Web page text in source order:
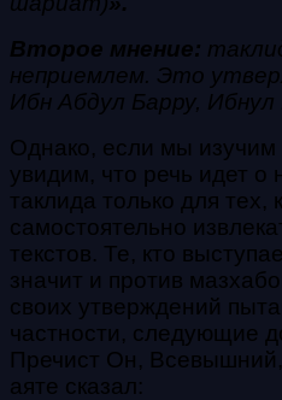
Второе мнение:
неприемлем. Это
Ибн Абдул Барру,
Однако, если мы изучим
увидим, что речь идет о
таклида только для тех,
самостоятельно
текстов. Те, кто
значит и против
своих утверждений
частности, следующие
Пречист Он, Всевышний,
аяте сказал: